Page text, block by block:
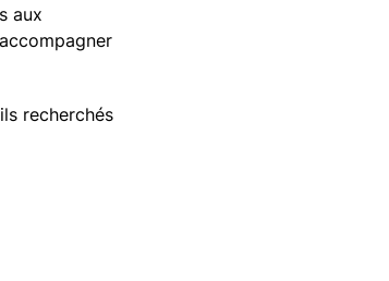
aux
recherchés